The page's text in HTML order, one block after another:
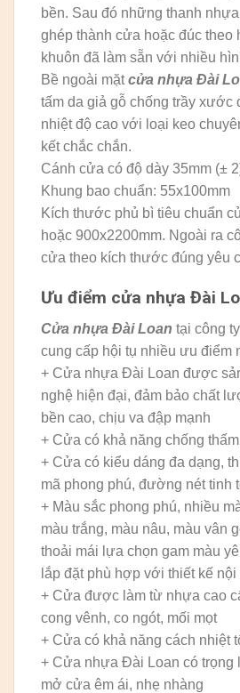
bền. Sau đó những thanh
ghép thành cửa hoặc đúc theo
khuôn đã làm sẵn với nhiều
Bề ngoài mặtcửa nhựa Đài
tấm da giả gỗ chống trầy
nhiệt độ cao với loại keo
kết chắc chắn.
Cánh cửa có độ dày 35mm (±
Khung bao chuẩn: 55x100mm
Kích thước phủ bì tiêu chuẩn
hoặc 900x2200mm. Ngoài ra
cửa theo kích thước đúng yêu
Ưu điểm cửa nhựa Đài
Cửa nhựa Đài Loan tại công ty
cung cấp hội tụ nhiều ưu điểm
+ Cửa nhựa Đài Loan được
nghệ hiện đại, đảm bảo chất
bền cao, chịu va đập mạnh
+ Cửa có khả năng chống
+ Cửa có kiểu dáng đa dạng,
mã phong phú, đường nét tinh
+ Màu sắc phong phú, nhiều
màu trắng, màu nâu, màu vân
thoải mái lựa chọn gam màu
lắp đặt phù hợp với thiết kế nội
+ Cửa được làm từ nhựa cao
cong vênh, co ngót, mối mọt
+ Cửa có khả năng cách nhiệt
+ Cửa nhựa Đài Loan có trọng
mở cửa êm ái, nhẹ nhàng